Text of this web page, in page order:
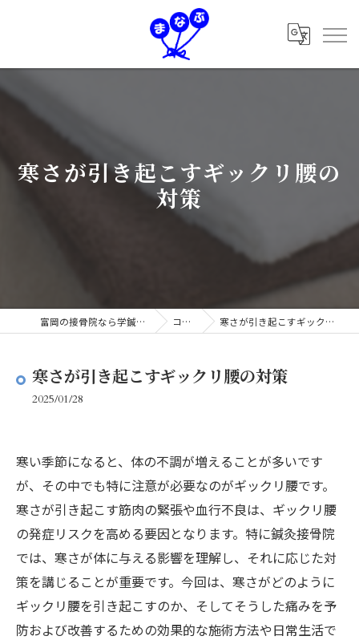
寒さが引き起こすギックリ腰の
対策
富岡の接骨院なら学鍼灸接骨院 コラム 寒さが引き起こすギックリ腰の対策
寒さが引き起こすギックリ腰の対策
2025/01/28
寒い季節になると、体の不調が増えることが多いです
が、その中でも特に注意が必要なのがギックリ腰です。
寒さが引き起こす筋肉の緊張や血行不良は、ギックリ腰
の発症リスクを高める要因となります。特に鍼灸接骨院
では、寒さが体に与える影響を理解し、それに応じた対
策を講じることが重要です。今回は、寒さがどのように
ギックリ腰を引き起こすのか、そしてそうした痛みを予
防および改善するための効果的な施術方法や日常生活で